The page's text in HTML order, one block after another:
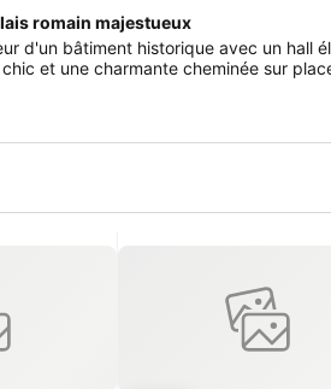
romain majestueux
d'un bâtiment historique avec un hall
et une charmante cheminée sur